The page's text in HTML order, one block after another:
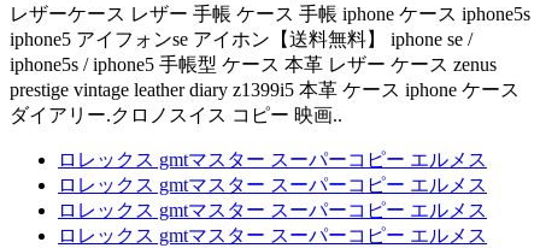
レザーケース レザー 手帳 ケース 手帳 iphone ケース iphone5s
iphone5 アイフォンse アイホン【送料無料】 iphone se /
iphone5s / iphone5 手帳型 ケース 本革 レザー ケース zenus
prestige vintage leather diary z1399i5 本革 ケース iphone ケース
ダイアリー.クロノスイス コピー 映画..
ロレックス gmtマスター スーパーコピー エルメス
ロレックス gmtマスター スーパーコピー エルメス
ロレックス gmtマスター スーパーコピー エルメス
ロレックス gmtマスター スーパーコピー エルメス